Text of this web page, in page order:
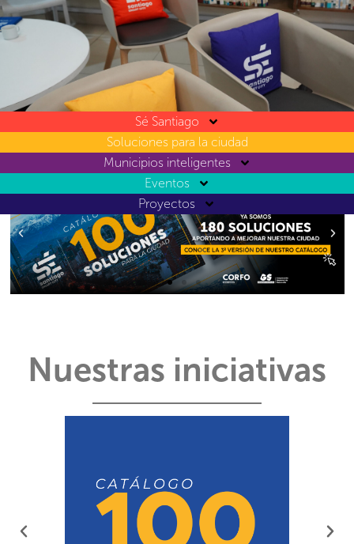
Sé Santiago
Soluciones para la ciudad
Municipios inteligentes
Eventos
Proyectos
Nuestras iniciativas